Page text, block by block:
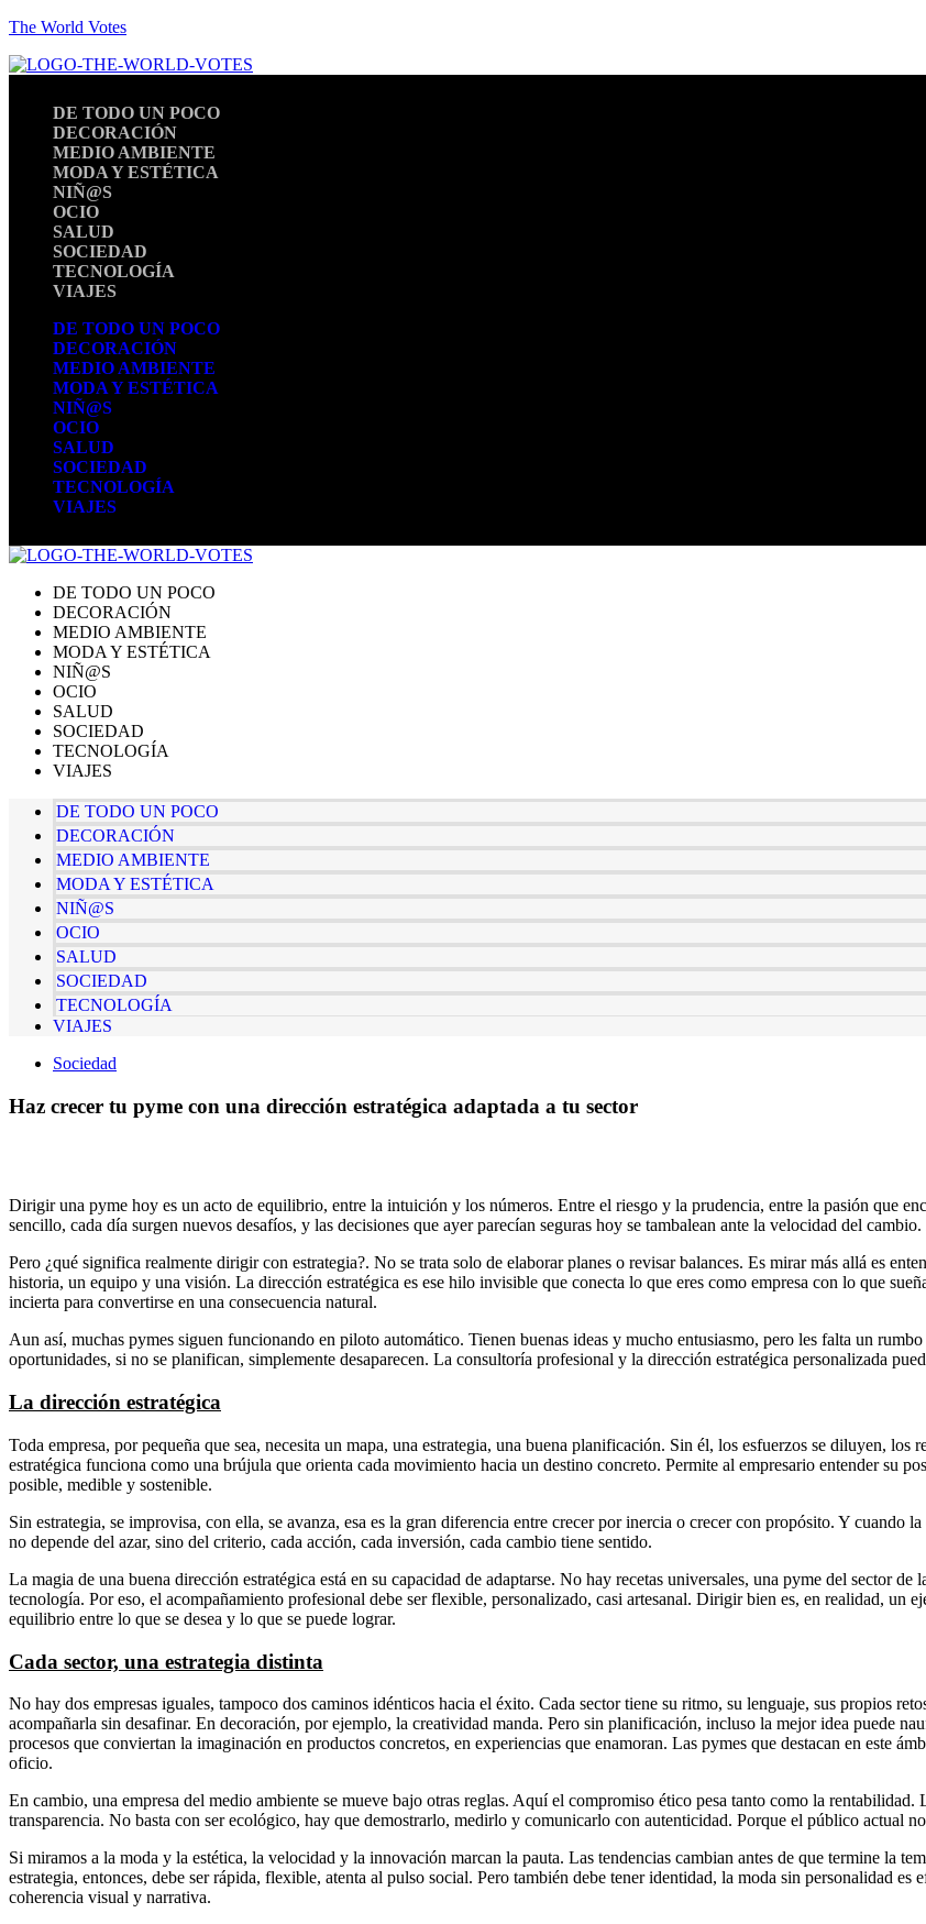
The World Votes
DE TODO UN POCO
DECORACIÓN
MEDIO AMBIENTE
MODA Y ESTÉTICA
NIÑ@S
OCIO
SALUD
SOCIEDAD
TECNOLOGÍA
VIAJES
DE TODO UN POCO
DECORACIÓN
MEDIO AMBIENTE
MODA Y ESTÉTICA
NIÑ@S
OCIO
SALUD
SOCIEDAD
TECNOLOGÍA
VIAJES
DE TODO UN POCO
DECORACIÓN
MEDIO AMBIENTE
MODA Y ESTÉTICA
NIÑ@S
OCIO
SALUD
SOCIEDAD
TECNOLOGÍA
VIAJES
DE TODO UN POCO
DECORACIÓN
MEDIO AMBIENTE
MODA Y ESTÉTICA
NIÑ@S
OCIO
SALUD
SOCIEDAD
TECNOLOGÍA
VIAJES
Sociedad
Haz crecer tu pyme con una dirección estratégica adaptada a tu sector
Dirigir una pyme hoy es un acto de equilibrio, entre la intuición y los números. Entre el riesgo y la prudencia, entre la pasión que
sencillo, cada día surgen nuevos desafíos, y las decisiones que ayer parecían seguras hoy se tambalean ante la velocidad del
Pero ¿qué significa realmente dirigir con estrategia?. No se trata solo de elaborar planes o revisar balances. Es mirar más allá es
historia, un equipo y una visión. La dirección estratégica es ese hilo invisible que conecta lo que eres como empresa con lo que
incierta para convertirse en una consecuencia natural.
Aun así, muchas pymes siguen funcionando en piloto automático. Tienen buenas ideas y mucho entusiasmo, pero les falta un
oportunidades, si no se planifican, simplemente desaparecen. La consultoría profesional y la dirección estratégica personalizada
La dirección estratégica
Toda empresa, por pequeña que sea, necesita un mapa, una estrategia, una buena planificación. Sin él, los esfuerzos se diluyen, los
estratégica funciona como una brújula que orienta cada movimiento hacia un destino concreto. Permite al empresario entender su
posible, medible y sostenible.
Sin estrategia, se improvisa, con ella, se avanza, esa es la gran diferencia entre crecer por inercia o crecer con propósito. Y cuando
no depende del azar, sino del criterio, cada acción, cada inversión, cada cambio tiene sentido.
La magia de una buena dirección estratégica está en su capacidad de adaptarse. No hay recetas universales, una pyme del sector
tecnología. Por eso, el acompañamiento profesional debe ser flexible, personalizado, casi artesanal. Dirigir bien es, en realidad, un
equilibrio entre lo que se desea y lo que se puede lograr.
Cada sector, una estrategia distinta
No hay dos empresas iguales, tampoco dos caminos idénticos hacia el éxito. Cada sector tiene su ritmo, su lenguaje, sus propios
acompañarla sin desafinar. En decoración, por ejemplo, la creatividad manda. Pero sin planificación, incluso la mejor idea puede
procesos que conviertan la imaginación en productos concretos, en experiencias que enamoran. Las pymes que destacan en este
oficio.
En cambio, una empresa del medio ambiente se mueve bajo otras reglas. Aquí el compromiso ético pesa tanto como la
transparencia. No basta con ser ecológico, hay que demostrarlo, medirlo y comunicarlo con autenticidad. Porque el público actual
Si miramos a la moda y la estética, la velocidad y la innovación marcan la pauta. Las tendencias cambian antes de que termine la
estrategia, entonces, debe ser rápida, flexible, atenta al pulso social. Pero también debe tener identidad, la moda sin personalidad
coherencia visual y narrativa.